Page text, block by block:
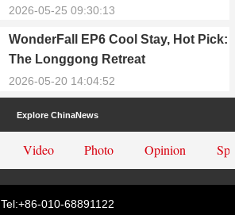
Nansha meets Thailand’s creamy
2026-05-25 09:30:13
WonderFall EP6 Cool Stay, Hot Pick:
The Longgong Retreat
2026-05-20 14:04:52
Explore ChinaNews
Video Photo Opinion
Tel:+86-010-68891122